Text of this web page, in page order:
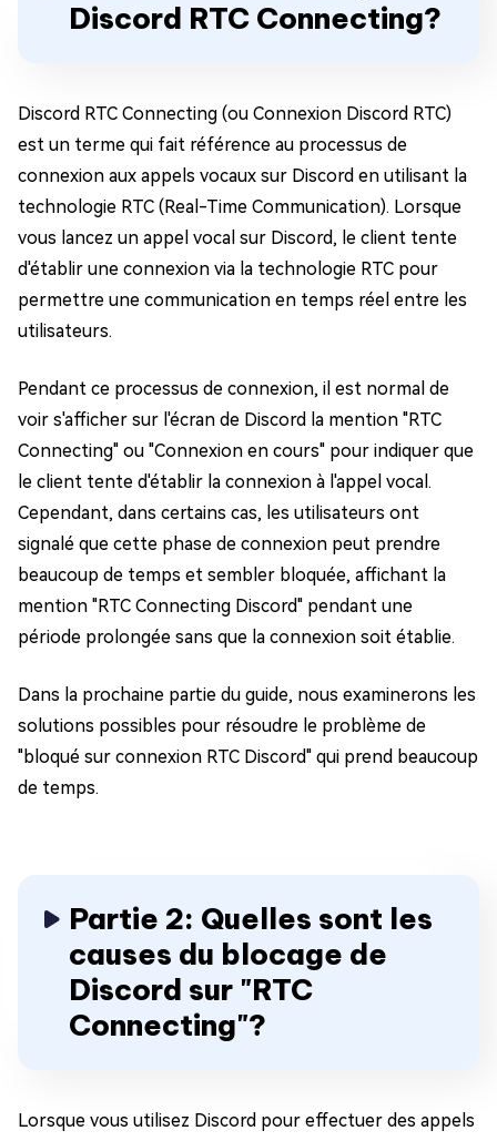
Discord RTC Connecting?
Discord RTC Connecting (ou Connexion Discord RTC)
est un terme qui fait référence au processus de
connexion aux appels vocaux sur Discord en utilisant la
technologie RTC (Real-Time Communication). Lorsque
vous lancez un appel vocal sur Discord, le client tente
d'établir une connexion via la technologie RTC pour
permettre une communication en temps réel entre les
utilisateurs.
Pendant ce processus de connexion, il est normal de
voir s'afficher sur l'écran de Discord la mention "RTC
Connecting" ou "Connexion en cours" pour indiquer que
le client tente d'établir la connexion à l'appel vocal.
Cependant, dans certains cas, les utilisateurs ont
signalé que cette phase de connexion peut prendre
beaucoup de temps et sembler bloquée, affichant la
mention "RTC Connecting Discord" pendant une
période prolongée sans que la connexion soit établie.
Dans la prochaine partie du guide, nous examinerons les
solutions possibles pour résoudre le problème de
"bloqué sur connexion RTC Discord" qui prend beaucoup
de temps.
Partie 2: Quelles sont les
causes du blocage de
Discord sur "RTC
Connecting"?
Lorsque vous utilisez Discord pour effectuer des appels